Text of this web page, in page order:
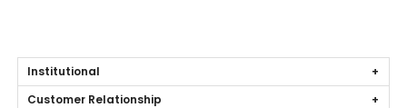
Institutional
Customer Relationship